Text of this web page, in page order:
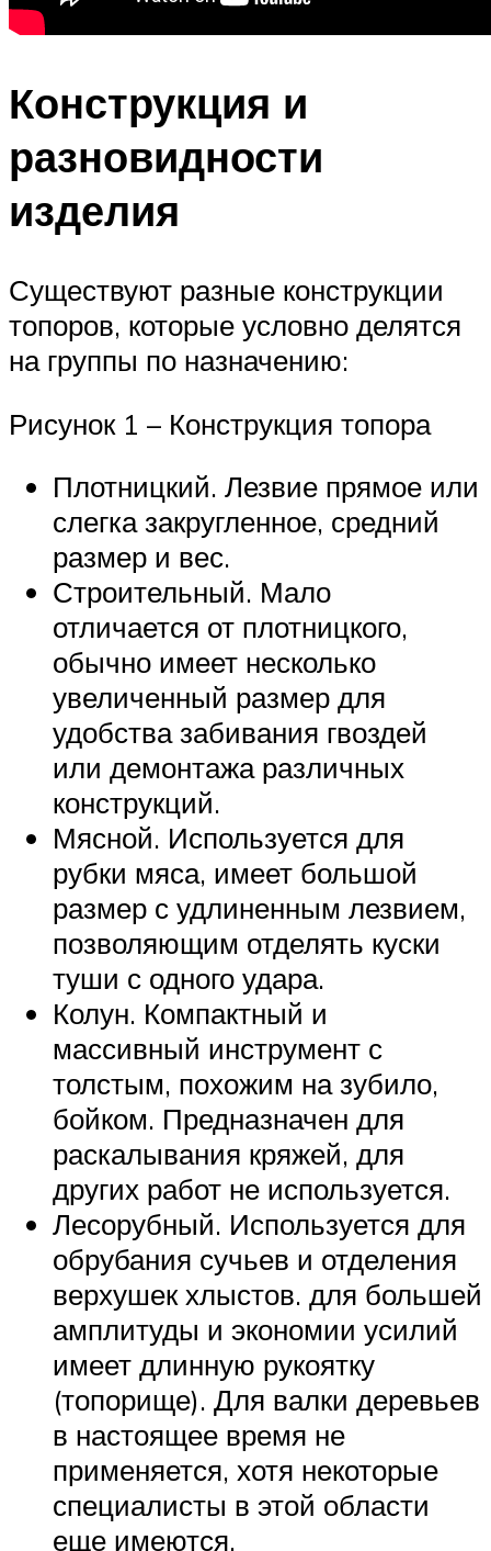
Конструкция и
разновидности
изделия
Существуют разные конструкции
топоров, которые условно делятся
на группы по назначению:
Рисунок 1 – Конструкция топора
Плотницкий. Лезвие прямое или
слегка закругленное, средний
размер и вес.
Строительный. Мало
отличается от плотницкого,
обычно имеет несколько
увеличенный размер для
удобства забивания гвоздей
или демонтажа различных
конструкций.
Мясной. Используется для
рубки мяса, имеет большой
размер с удлиненным лезвием,
позволяющим отделять куски
туши с одного удара.
Колун. Компактный и
массивный инструмент с
толстым, похожим на зубило,
бойком. Предназначен для
раскалывания кряжей, для
других работ не используется.
Лесорубный. Используется для
обрубания сучьев и отделения
верхушек хлыстов. для большей
амплитуды и экономии усилий
имеет длинную рукоятку
(топорище). Для валки деревьев
в настоящее время не
применяется, хотя некоторые
специалисты в этой области
еще имеются.